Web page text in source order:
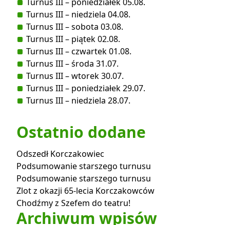
Turnus III – niedziela 04.08.
Turnus III – sobota 03.08.
Turnus III – piątek 02.08.
Turnus III – czwartek 01.08.
Turnus III – środa 31.07.
Turnus III – wtorek 30.07.
Turnus III – poniedziałek 29.07.
Turnus III – niedziela 28.07.
Ostatnio dodane
Odszedł Korczakowiec
Podsumowanie starszego turnusu
Podsumowanie starszego turnusu
Zlot z okazji 65-lecia Korczakowców
Chodźmy z Szefem do teatru!
Archiwum wpisów